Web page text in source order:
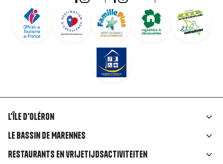
Liens
rubriques
L'île d'Oléron
Le Bassin de Marennes
Restaurants en vrijetijdsactiviteiten